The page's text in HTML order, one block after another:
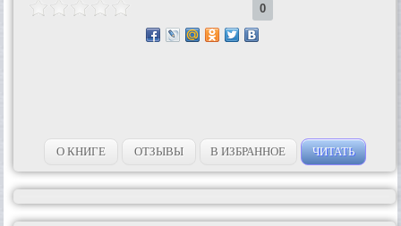
0
О КНИГЕ ОТЗЫВЫ В ИЗБРАННОЕ ЧИТАТЬ